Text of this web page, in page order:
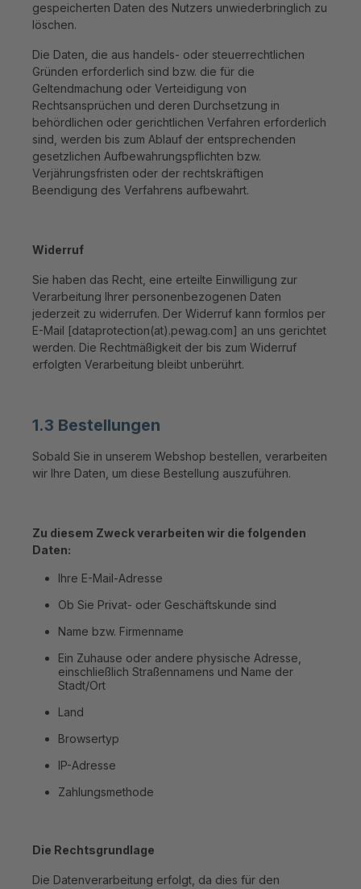
gespeicherten Daten des Nutzers unwiederbringlich zu
löschen.
Die Daten, die aus handels- oder steuerrechtlichen
Gründen erforderlich sind bzw. die für die
Geltendmachung oder Verteidigung von
Rechtsansprüchen und deren Durchsetzung in
behördlichen oder gerichtlichen Verfahren erforderlich
sind, werden bis zum Ablauf der entsprechenden
gesetzlichen Aufbewahrungspflichten bzw.
Verjährungsfristen oder der rechtskräftigen
Beendigung des Verfahrens aufbewahrt.
Widerruf
Sie haben das Recht, eine erteilte Einwilligung zur
Verarbeitung Ihrer personenbezogenen Daten
jederzeit zu widerrufen. Der Widerruf kann formlos per
E-Mail [dataprotection(at).pewag.com] an uns gerichtet
werden. Die Rechtmäßigkeit der bis zum Widerruf
erfolgten Verarbeitung bleibt unberührt.
1.3 Bestellungen
Sobald Sie in unserem Webshop bestellen, verarbeiten
wir Ihre Daten, um diese Bestellung auszuführen.
Zu diesem Zweck verarbeiten wir die folgenden
Daten:
Ihre E-Mail-Adresse
Ob Sie Privat- oder Geschäftskunde sind
Name bzw. Firmenname
Ein Zuhause oder andere physische Adresse,
einschließlich Straßennamens und Name der
Stadt/Ort
Land
Browsertyp
IP-Adresse
Zahlungsmethode
Die Rechtsgrundlage
Die Datenverarbeitung erfolgt, da dies für den